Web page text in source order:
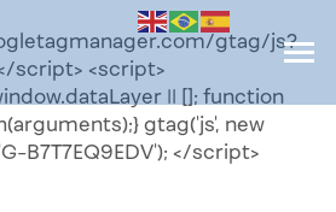
gtag/js?
script> <script>
|| []; function
gtag('js', new
B7T7EQ9EDV'); </script>